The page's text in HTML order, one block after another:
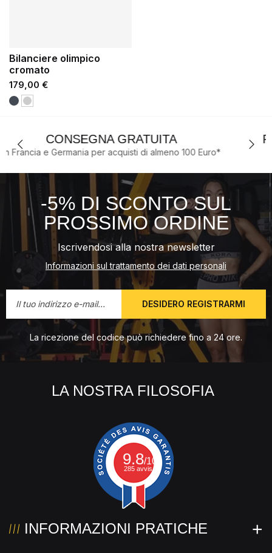
Bilanciere olimpico
cromato
Prezzo
179,00 €
NeroChrome
100 Euro*
RICONOSCIUTO IN TUTTO IL
per la nostra Qualità/Solidità/
-5% DI SCONTO SUL
PROSSIMO ORDINE
Iscrivendosi alla nostra newsletter
Informazioni sul trattamento dei dati personali
DESIDERO REGISTRARMI
La ricezione del codice può richiedere fino a 24 ore.
LA NOSTRA FILOSOFIA
9.8/10
285 avvis.
INFORMAZIONI PRATICHE